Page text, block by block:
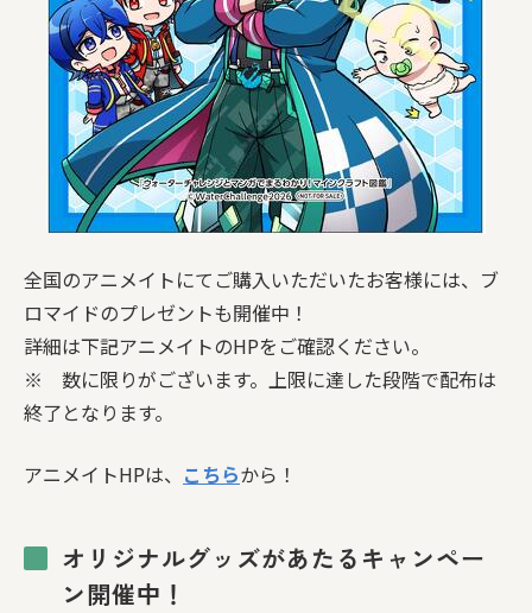
全国のアニメイトにてご購入いただいたお客様には、ブ
ロマイドのプレゼントも開催中！
詳細は下記アニメイトのHPをご確認ください。
※ 数に限りがございます。上限に達した段階で配布は
終了となります。
アニメイトHPは、 こちらから！
オリジナルグッズがあたるキャンペー
ン開催中！